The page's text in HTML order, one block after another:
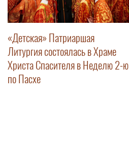
«Детская» Патриаршая
Литургия состоялась в Храме
Христа Спасителя в Неделю 2-ю
по Пасхе